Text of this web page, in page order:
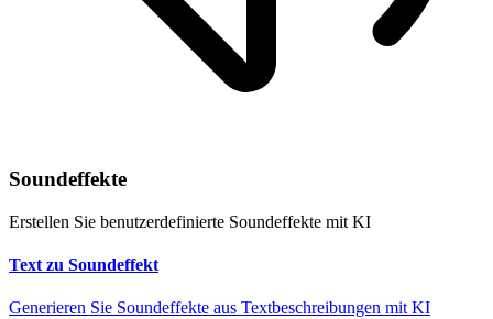
Soundeffekte
Erstellen Sie benutzerdefinierte Soundeffekte mit KI
Text zu Soundeffekt
Generieren Sie Soundeffekte aus Textbeschreibungen mit KI